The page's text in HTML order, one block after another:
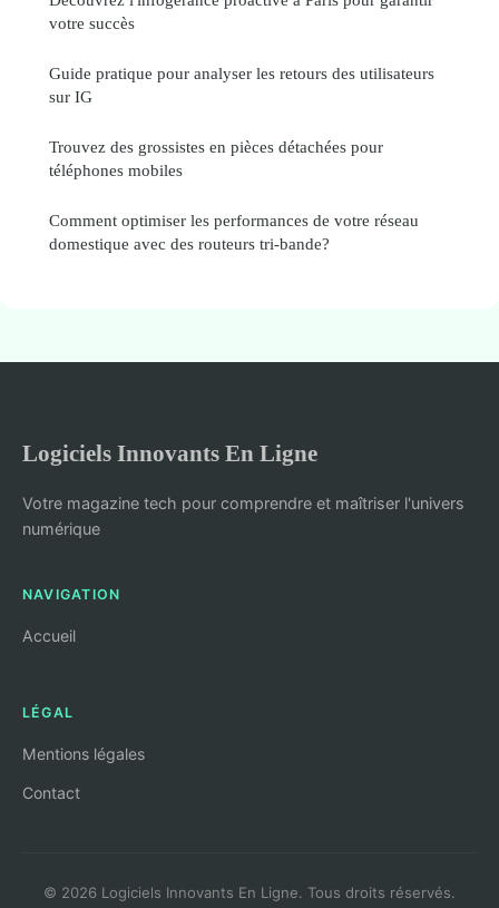
votre succès
Guide pratique pour analyser les retours des utilisateurs
sur IG
Trouvez des grossistes en pièces détachées pour
téléphones mobiles
Comment optimiser les performances de votre réseau
domestique avec des routeurs tri-bande?
Logiciels Innovants En Ligne
Votre magazine tech pour comprendre et maîtriser l'univers
numérique
NAVIGATION
Accueil
LÉGAL
Mentions légales
Contact
© 2026 Logiciels Innovants En Ligne. Tous droits réservés.